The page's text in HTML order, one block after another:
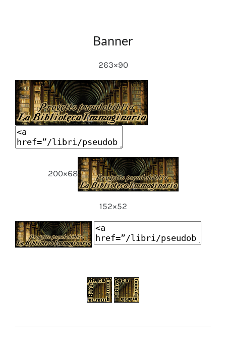
Banner
263×90
200×68
152×52